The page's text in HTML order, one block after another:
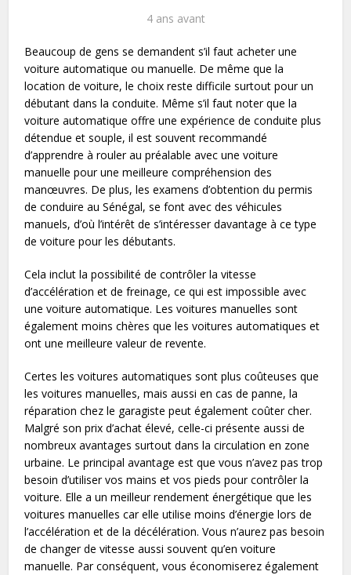
4 ans avant
Beaucoup de gens se demandent s’il fautacheter une
voiture automatique ou manuelle. De même que la
location de voiture, le choix reste difficile surtout pour un
débutant dans la conduite. Même s’il faut noter que la
voiture automatique offre une expérience de conduite plus
détendue et souple, il est souvent recommandé
d’apprendre à rouler au préalable avec une voiture
manuelle pour une meilleure compréhension des
manœuvres. De plus, les examens d’obtention du permis
de conduire au Sénégal, se font avec des véhicules
manuels, d’où l’intérêt de s’intéresser davantage à ce type
de voiture pour les débutants.
Cela inclut la possibilité de contrôler la vitesse
d’accélération et de freinage, ce qui est impossible avec
une voiture automatique. Les voitures manuelles sont
également moins chères que les voitures automatiques et
ont une meilleure valeur de revente.
Certes les voitures automatiques sont plus coûteuses que
les voitures manuelles, mais aussi en cas de panne, la
réparation chez le garagiste peut également coûter cher.
Malgré sonprix d’achat élevé, celle-ci présente aussi de
nombreux avantages surtout dans la circulation en zone
urbaine. Le principal avantage est que vous n’avez pas trop
besoin d’utiliser vos mains et vos pieds pour contrôler la
voiture. Elle a un meilleur rendement énergétique que les
voitures manuelles car elle utilise moins d’énergie lors de
l’accélération et de la décélération. Vous n’aurez pas besoin
de changer de vitesse aussi souvent qu’en voiture
manuelle. Par conséquent, vous économiserez également